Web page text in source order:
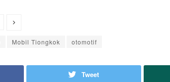
Mobil Tiongkok otomotif
Tweet